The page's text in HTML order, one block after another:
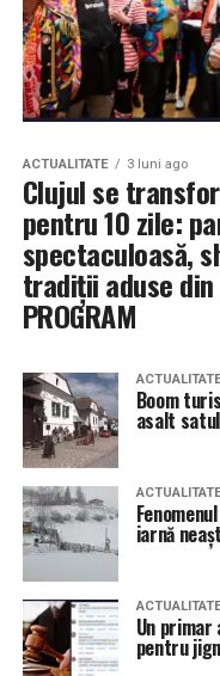
ACTUALITATE 3 luni ago
Clujul se
pentru 10 zile:
spectaculoasă,
tradiții aduse din
PROGRAM
Boom
asalt
iarnă
Un
pentru